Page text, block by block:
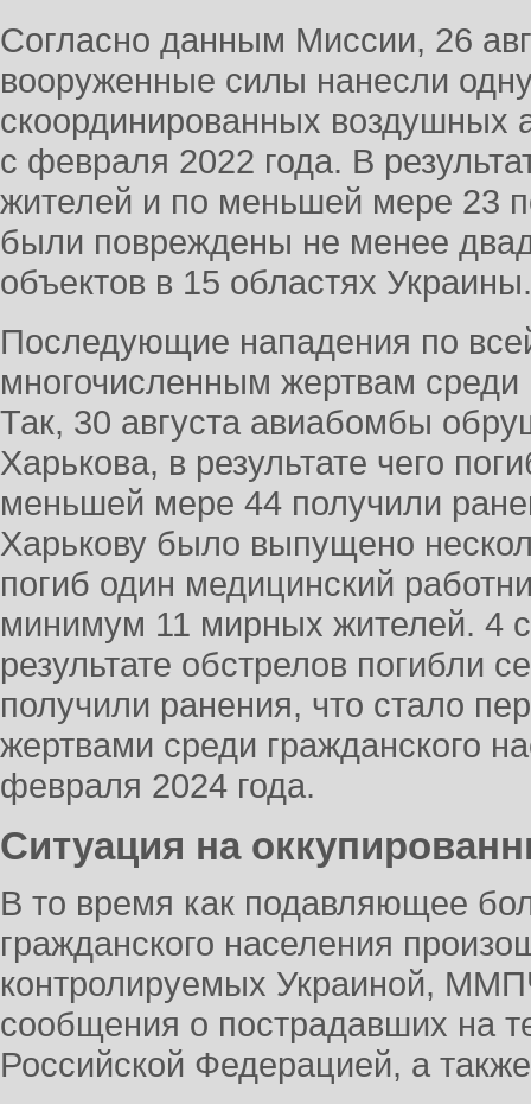
Согласно данным Миссии, 26
вооруженные силы нанесли
скоординированных воздушных
с февраля 2022 года. В
жителей и по меньшей мере 23
были повреждены не менее
объектов в 15 областях Украины.
Последующие нападения по
многочисленным жертвам среди
Так, 30 августа авиабомбы
Харькова, в результате чего
меньшей мере 44 получили
Харькову было выпущено
погиб один медицинский
минимум 11 мирных жителей. 4
результате обстрелов погибли
получили ранения, что стало
жертвами среди гражданского
февраля 2024 года.
Ситуация на
В то время как подавляющее
гражданского населения
контролируемых Украиной,
сообщения о пострадавших на
Российской Федерацией, а